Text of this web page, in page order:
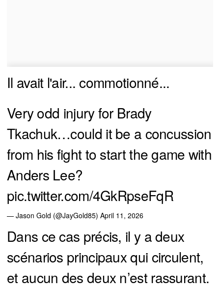
Il avait l'air... commotionné...
Very odd injury for Brady
Tkachuk…could it be a concussion
from his fight to start the game with
Anders Lee?
pic.twitter.com/4GkRpseFqR
— Jason Gold (@JayGold85) April 11, 2026
Dans ce cas précis, il y a deux
scénarios principaux qui circulent,
et aucun des deux n’est rassurant.